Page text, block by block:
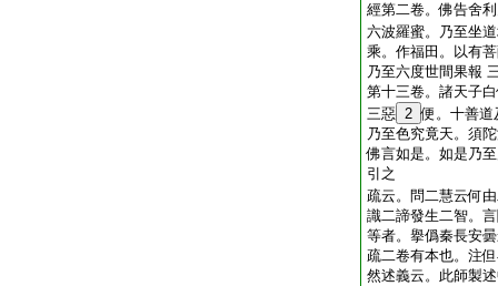
經第二卷。佛告舍
六波羅蜜。乃至坐
乘。作福田。以有
乃至六度世間果報
第十三卷。諸天子
三惡 2 便。十善道
乃至色究竟天。須
佛言如是。如是乃
引之
疏云。問二慧云何
識二諦發生二智。
等者。擧僞秦長安
疏二卷有本也。注
然述義云。此師製